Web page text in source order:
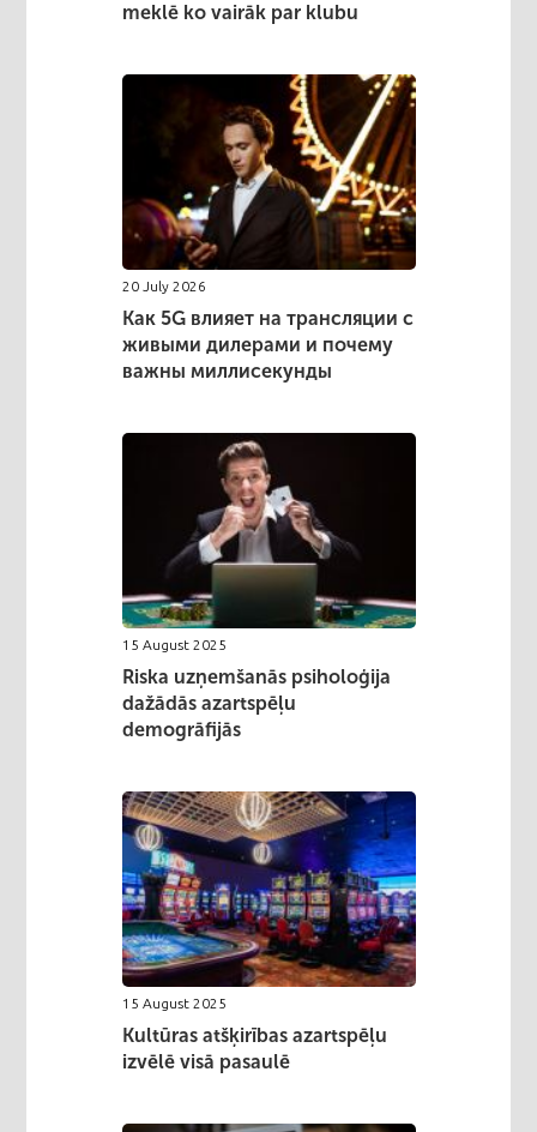
meklē ko vairāk par klubu
20 July 2026
Как 5G влияет на трансляции с
живыми дилерами и почему
важны миллисекунды
15 August 2025
Riska uzņemšanās psiholoģija
dažādās azartspēļu
demogrāfijās
15 August 2025
Kultūras atšķirības azartspēļu
izvēlē visā pasaulē